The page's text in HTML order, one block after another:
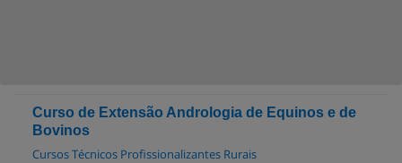
Curso de Extensão Andrologia de Equinos e de
Bovinos
Cursos Técnicos Profissionalizantes Rurais